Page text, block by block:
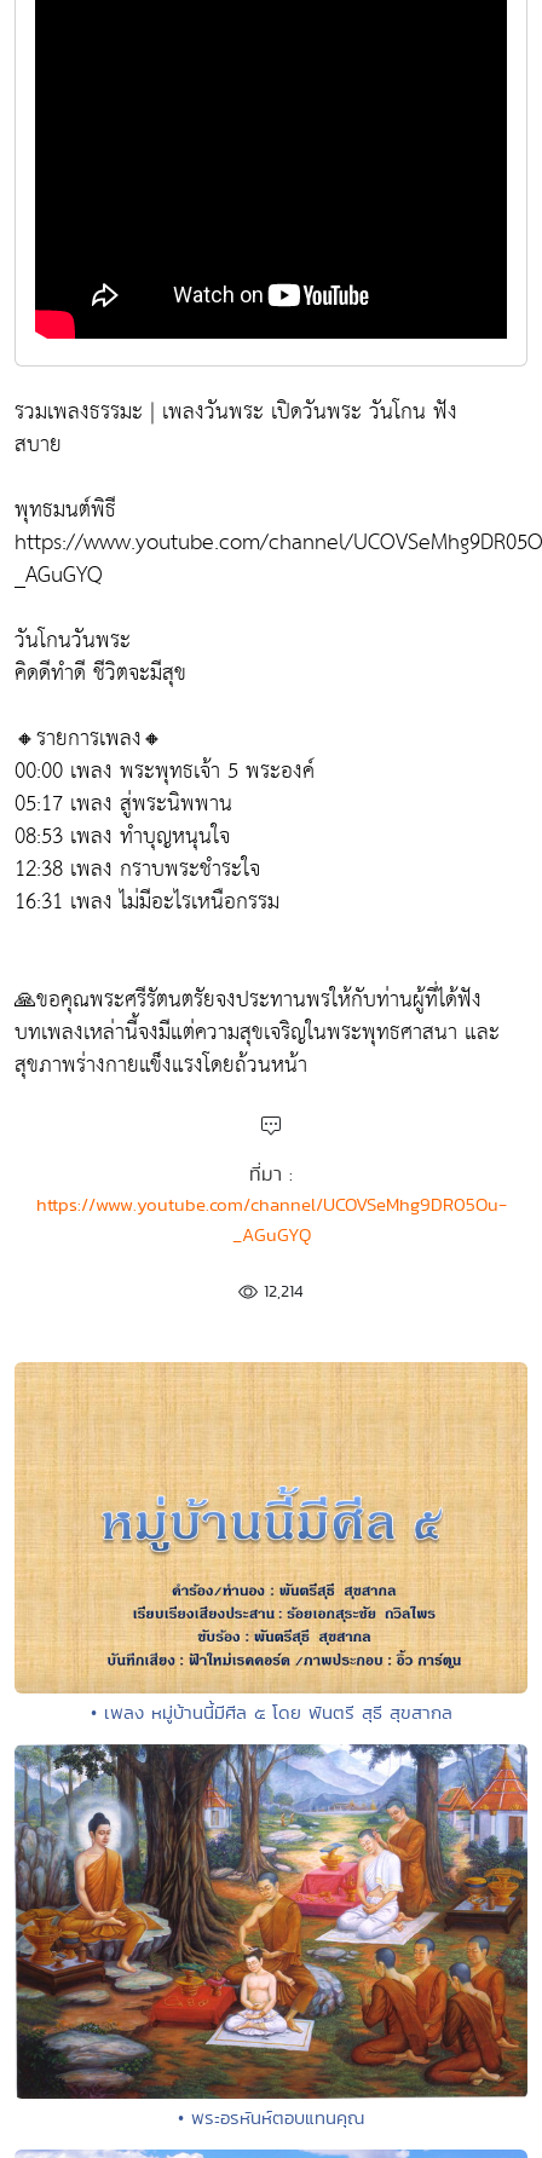
รวมเพลงธรรมะ | เพลงวันพระ เปิดวันพระ วันโกน ฟัง
สบาย
พุทธมนต์พิธี
https://www.youtube.com/channel/
_AGuGYQ
วันโกนวันพระ
คิดดีทำดี ชีวิตจะมีสุข
🔸รายการเพลง🔸
00:00 เพลง พระพุทธเจ้า 5 พระองค์
05:17 เพลง สู่พระนิพพาน
08:53 เพลง ทำบุญหนุนใจ
12:38 เพลง กราบพระชำระใจ
16:31 เพลง ไม่มีอะไรเหนือกรรม
🙏ขอคุณพระศรีรัตนตรัยจงประทานพรให้กับท่านผู้ที่ได้ฟัง
บทเพลงเหล่านี้จงมีแต่ความสุขเจริญในพระพุทธศาสนา และ
สุขภาพร่างกายแข็งแรงโดยถ้วนหน้า
ที่มา :
https://www.youtube.com/channel/UCOVSeMhg9DR05Ou-
_AGuGYQ
12,214
• เพลง หมู่บ้านนี้มีศีล ๕ โดย พันตรี สุธี สุขสากล
• พระอรหันห์ตอบแทนคุณ